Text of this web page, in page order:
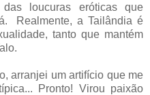
loucuras eróticas que
Realmente, a Tailândia é
tanto que mantém
arranjei um artifício que me
Pronto! Virou paixão